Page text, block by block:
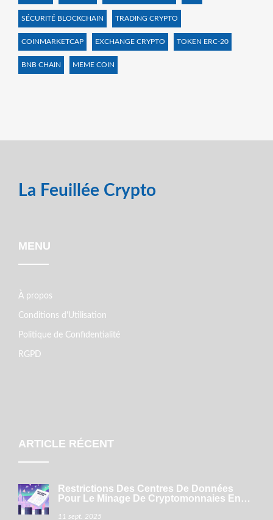
SÉCURITÉ BLOCKCHAIN TRADING CRYPTO
COINMARKETCAP EXCHANGE CRYPTO TOKEN ERC-20
BNB CHAIN MEME COIN
La Feuillée Crypto
MENU
À propos
Conditions d'Utilisation
Politique de Confidentialité
RGPD
ARTICLE RÉCENT
Restrictions Des Centres De Données
Pour Le Minage De Cryptomonnaies En
11 sept. 2025